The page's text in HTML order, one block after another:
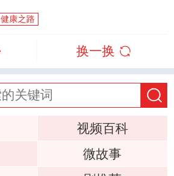
健康之路
换一换
视频百科
微故事